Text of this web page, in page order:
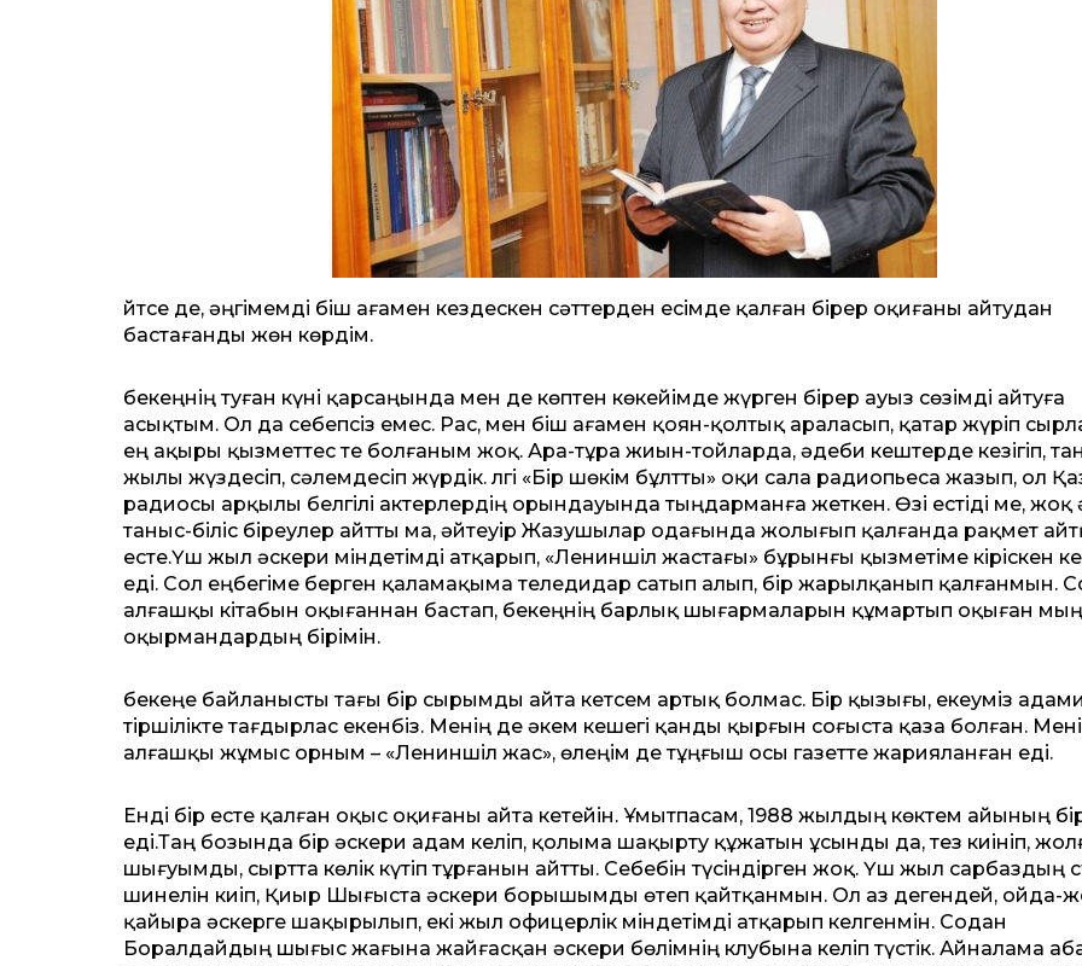
Әйтсе де, әңгімемді Әбіш аға­мен кездескен сәттерден есімде қалған бірер оқиғаны айтудан
бастағанды жөн көрдім.
Әбекеңнің туған күні қарса­ңын­да мен де көптен көкейімде жүрген бірер ауыз сөзімді айтуға
асықтым. Ол да себепсіз емес. Рас, мен Әбіш ағамен қоян-қолтық араласып, қатар жүріп
ең ақыры қызметтес те болғаным жоқ. Ара-тұра жиын-тойларда, әдеби кештерде кезігіп,
жылы жүздесіп, сәлемдесіп жүрдік. Әлгі «Бір шөкім бұлтты» оқи сала радиопьеса жазып, ол
радиосы арқылы белгілі актерлердің орындауында тыңдарманға жеткен. Өзі естіді ме, жоқ
таныс-біліс біреулер айтты ма, әйтеуір Жазушылар одағында жолығып қалғанда рақмет
есте.Үш жыл әскери міндетімді атқарып, «Лениншіл жастағы» бұрынғы қызметіме кіріскен
еді. Сол еңбегіме берген қаламақыма теледидар сатып алып, бір жарылқанып қалғанмын.
алғашқы кітабын оқығаннан бастап, Әбекеңнің барлық шығармаларын құмартып оқыған
оқырмандардың бірімін.
Әбекеңе байланысты тағы бір сырымды айта кетсем артық болмас. Бір қызығы, екеуміз адами
тіршілікте тағдырлас екенбіз. Менің де әкем кешегі қанды қыр­ғын соғыста қаза болған.
алғашқы жұмыс орным – «Ле­ниншіл жас», өлеңім де тұңғыш осы газетте жарияланған еді.
Енді бір есте қалған оқыс оқи­ғаны айта кетейін. Ұмытпасам, 1988 жылдың көктем айының бір
еді.Таң бозында бір әс­кери адам келіп, қолыма шақырту құжатын ұсынды да, тез киініп,
шығуымды, сыртта көлік күтіп тұрғанын айтты. Себебін тү­сін­дірген жоқ. Үш жыл сарбаз­дың
шинелін киіп, Қиыр Шы­ғыста әскери борышымды өтеп қайтқанмын. Ол аз дегендей, ойда-
қайыра әскерге шақырылып, екі жыл офицерлік міндетімді атқарып келгенмін. Содан
Боралдайдың шығыс жағына жайғасқан әскери бөлімнің клубына келіп түстік. Айналама